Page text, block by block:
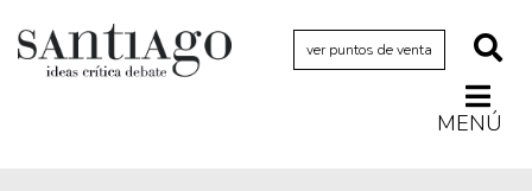
ver puntos de venta
MENÚ